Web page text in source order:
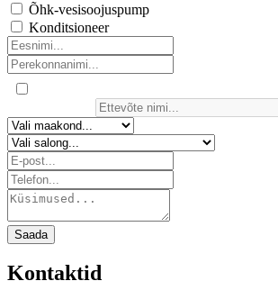
Õhk-vesisoojuspump
Konditsioneer
Saada
Kontaktid